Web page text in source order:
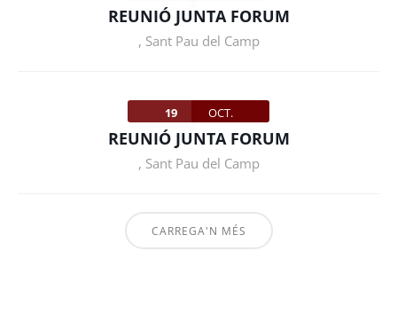
REUNIÓ JUNTA FORUM
, Sant Pau del Camp
19 OCT.
REUNIÓ JUNTA FORUM
, Sant Pau del Camp
CARREGA'N MÉS